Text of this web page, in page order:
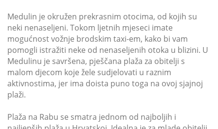
Medulin je okružen prekrasnim otocima, od kojih su
neki nenaseljeni. Tokom ljetnih mjeseci imate
mogućnost vožnje brodskim taxi-em, kako bi vam
pomogli istražiti neke od nenaseljenih otoka u blizini. U
Medulinu je savršena, pješčana plaža za obitelji s
malom djecom koje žele sudjelovati u raznim
aktivnostima, jer ima doista puno toga na ovoj sjajnoj
plaži.
Plaža na Rabu se smatra jednom od najboljih i